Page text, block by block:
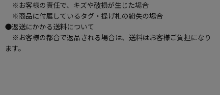
※お客様の責任で、キズや破損が生じた場合
※商品に付属しているタグ・提げ札の紛失の場合
●返送にかかる送料について
※お客様の都合で返品される場合は、送料はお客様ご負担になり
ます。